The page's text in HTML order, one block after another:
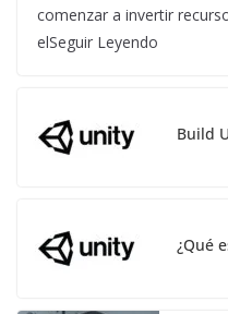
comenzar a invertir
elSeguir Leyendo
Build
¿Qué